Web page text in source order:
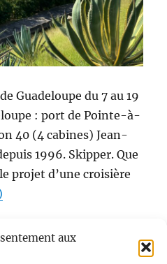
aux
Guadeloupe du 7 au 19
: port de Pointe-à-
40 (4 cabines) Jean-
1996. Skipper. Que
projet d’une croisière